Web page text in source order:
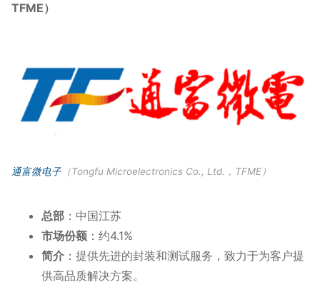
TFME）
通富微电子 （Tongfu Microelectronics Co., Ltd.，TFME）
总部：中国江苏
市场份额：约4.1%
简介：提供先进的封装和测试服务，致力于为客户提
供高品质解决方案。